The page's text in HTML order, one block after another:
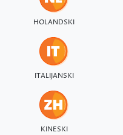
HOLANDSKI
ITALIJANSKI
KINESKI